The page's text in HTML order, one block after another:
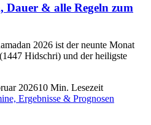
Dauer & alle Regeln zum
2026 ist der neunte Monat
Hidschri) und der heiligste
202610 Min. Lesezeit